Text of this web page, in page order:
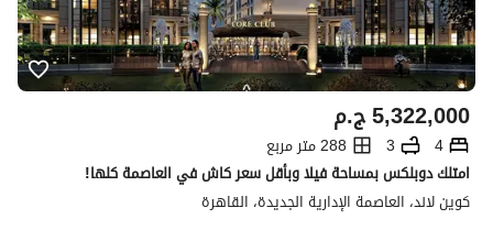
ج.م5,322,000
4
3
288 متر مربع
امتلك دوبلكس بمساحة فيلا وبأقل سعر كاش في العاصمة كلها!
كوين لاند، العاصمة الإدارية الجديدة، القاهرة